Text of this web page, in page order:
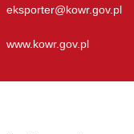
eksporter@kowr.gov.pl
www.kowr.gov.pl